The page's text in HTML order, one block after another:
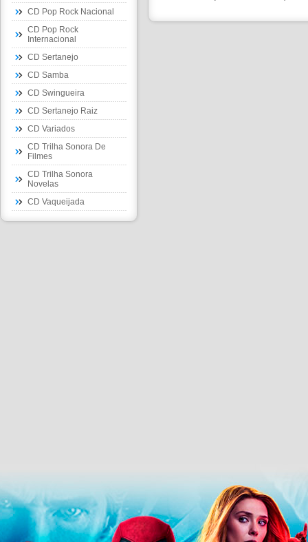
CD Pop Rock Nacional
CD Pop Rock
Internacional
CD Sertanejo
CD Samba
CD Swingueira
CD Sertanejo Raiz
CD Variados
CD Trilha Sonora De
Filmes
CD Trilha Sonora
Novelas
CD Vaqueijada